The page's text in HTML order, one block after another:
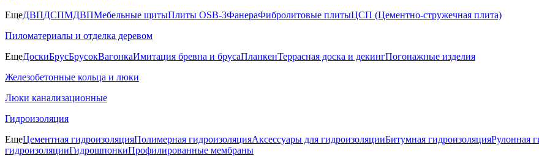
ЕщеДВПДСПМДВПМебельные щитыПлиты OSB-3ФанераФибролитовые плитыЦСП (Цементно-стружечная плита)
Пиломатериалы и отделка деревом
ЕщеДоскиБрусБрусокВагонкаИмитация бревна и брусаПланкенТеррасная доска и декингПогонажные изделия
Железобетонные кольца и люки
Люки канализационные
Гидроизоляция
ЕщеЦементная гидроизоляцияПолимерная гидроизоляцияАксессуары для гидроизоляцииБитумная гидроизоляцияРулонная
гидроизоляцииГидрошпонкиПрофилированные мембраны